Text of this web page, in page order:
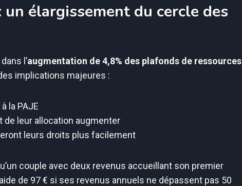
élargissement du cercle des
l’augmentation de 4,8% des plafonds de ressources
implications majeures :
la PAJE
leur allocation augmenter
leurs droits plus facilement
couple avec deux revenus accueillant son premier
de 97 € si ses revenus annuels ne dépassent pas 50